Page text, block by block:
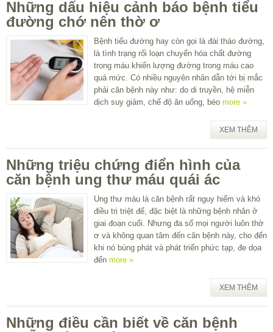
Những dấu hiệu cảnh báo bệnh tiểu
đường chớ nên thờ ơ
Bệnh tiểu đường hay còn gọi là đái tháo đường,
là tình trạng rối loạn chuyển hóa chất đường
trong máu khiến lượng đường trong máu cao
quá mức. Có nhiều nguyên nhân dẫn tới bị mắc
phải căn bệnh này như: do di truyền, hệ miễn
dịch suy giảm, chế độ ăn uống, béo more »
XEM THÊM
Những triệu chứng điển hình của
căn bệnh ung thư máu quái ác
Ung thư máu là căn bệnh rất nguy hiểm và khó
điều trị triệt để, đặc biệt là những bệnh nhân ở
giai đoạn cuối. Nhưng đa số mọi người luôn thờ
ơ và không quan tâm đến căn bệnh này, cho đến
khi nó bùng phát và phát triển phức tạp, đe dọa
đến more »
XEM THÊM
Những điều cần biết về căn bệnh